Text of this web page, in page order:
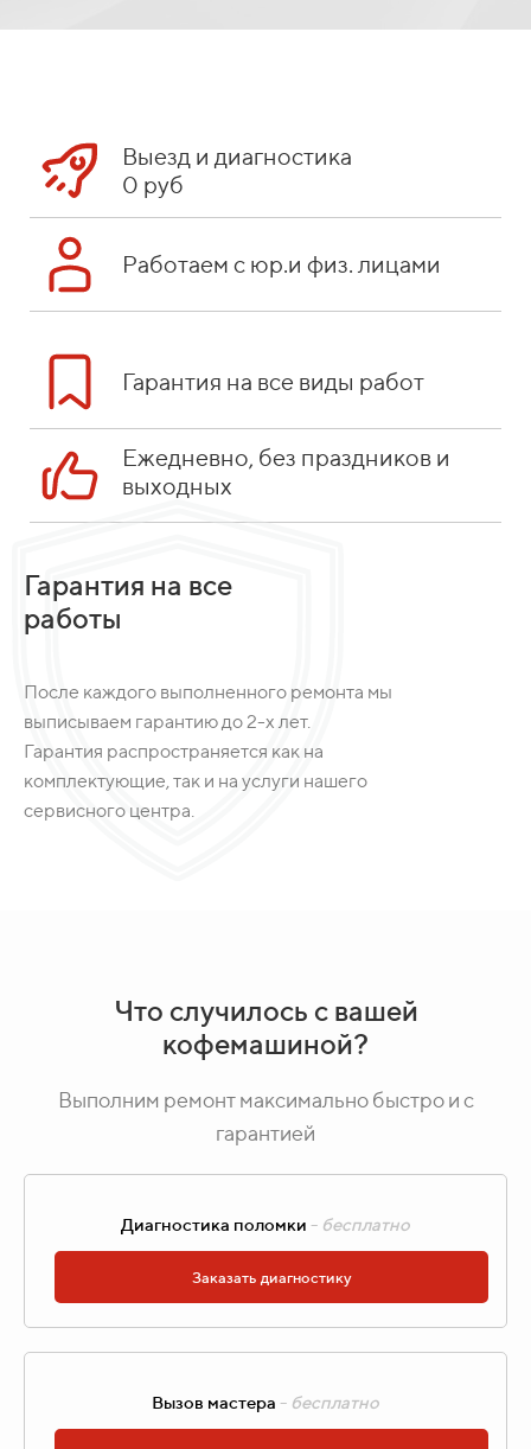
Выезд и диагностика
0 руб
Работаем с юр.и физ. лицами
Гарантия на все виды работ
Ежедневно, без праздников и
выходных
Гарантия на все
работы
После каждого выполненного ремонта мы
выписываем гарантию до 2-х лет.
Гарантия распространяется как на
комплектующие, так и на услуги нашего
сервисного центра.
Что случилось с вашей
кофемашиной?
Выполним ремонт максимально быстро и с
гарантией
Диагностика поломки - бесплатно
Заказать диагностику
Вызов мастера - бесплатно